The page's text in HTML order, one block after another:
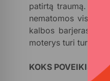
patirtą traumą.
nematomos
kalbos barjeras
moterys turi
KOKS POVEIKIS